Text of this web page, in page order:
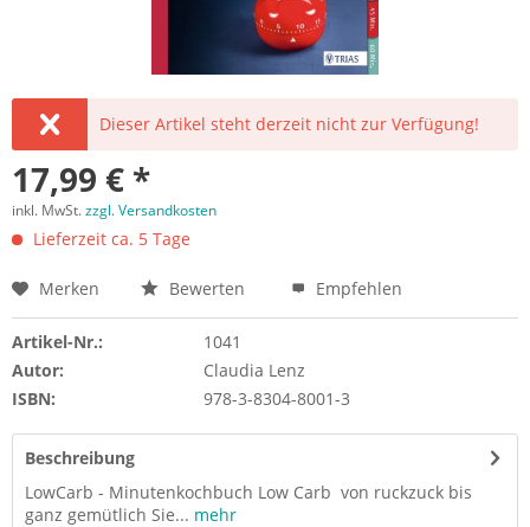
Dieser Artikel steht derzeit nicht zur Verfügung!
17,99 € *
inkl. MwSt.zzgl. Versandkosten
Lieferzeit ca. 5 Tage
Merken Bewerten Empfehlen
Artikel-Nr.:
1041
Autor:
Claudia Lenz
ISBN:
978-3-8304-8001-3
Beschreibung
LowCarb - Minutenkochbuch Low Carb von ruckzuck bis
ganz gemütlich Sie... mehr